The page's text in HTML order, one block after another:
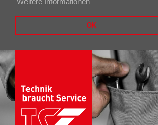
OK